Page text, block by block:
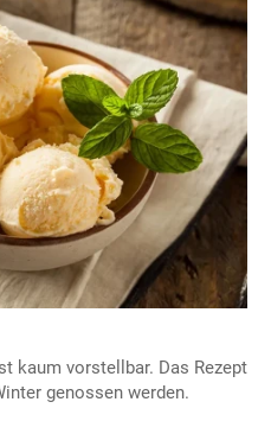
kaum vorstellbar. Das Rezept
genossen werden.